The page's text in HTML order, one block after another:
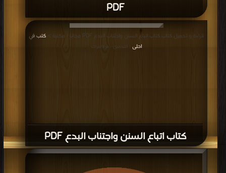
PDF
كتاب اتباع السنن واجتناب البدع PDF
قراءة و تحميل كتاب كتاب اتباع السنن واجتناب البدع PDF مجانا | مكتبة >
كتب في
احلى
| التحميل : مرة/مرات